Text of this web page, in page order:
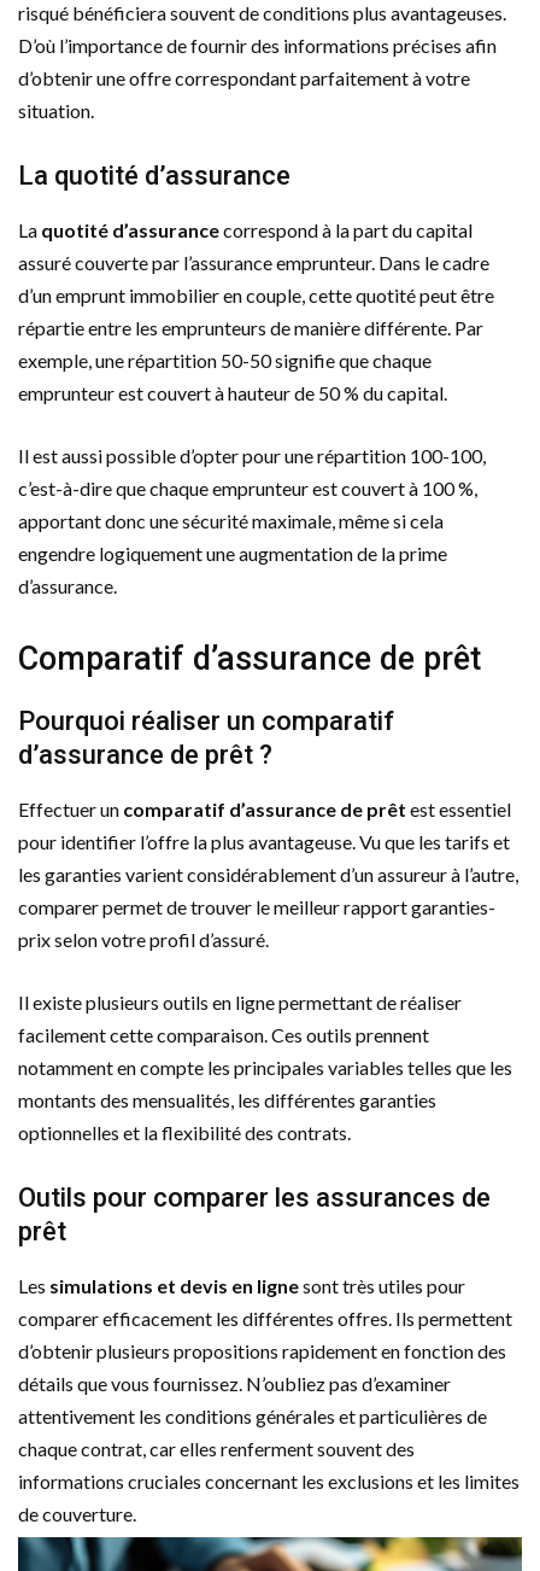
risqué bénéficiera souvent de conditions plus avantageuses.
D’où l’importance de fournir des informations précises afin
d’obtenir une offre correspondant parfaitement à votre
situation.
La quotité d’assurance
La quotité d’assurancecorrespond à la part du capital
assuré couverte par l’assurance emprunteur. Dans le cadre
d’un emprunt immobilier en couple, cette quotité peut être
répartie entre les emprunteurs de manière différente. Par
exemple, une répartition 50-50 signifie que chaque
emprunteur est couvert à hauteur de 50 % du capital.
Il est aussi possible d’opter pour une répartition 100-100,
c’est-à-dire que chaque emprunteur est couvert à 100 %,
apportant donc une sécurité maximale, même si cela
engendre logiquement une augmentation de la prime
d’assurance.
Comparatif d’assurance de prêt
Pourquoi réaliser un comparatif
d’assurance de prêt ?
Effectuer un comparatif d’assurance de prêt est essentiel
pour identifier l’offre la plus avantageuse. Vu que les tarifs et
les garanties varient considérablement d’un assureur à l’autre,
comparer permet de trouver le meilleur rapport garanties-
prix selon votre profil d’assuré.
Il existe plusieurs outils en ligne permettant de réaliser
facilement cette comparaison. Ces outils prennent
notamment en compte les principales variables telles que les
montants des mensualités, les différentes garanties
optionnelles et la flexibilité des contrats.
Outils pour comparer les assurances de
prêt
Les simulations et devis en lignesont très utiles pour
comparer efficacement les différentes offres. Ils permettent
d’obtenir plusieurs propositions rapidement en fonction des
détails que vous fournissez. N’oubliez pas d’examiner
attentivement les conditions générales et particulières de
chaque contrat, car elles renferment souvent des
informations cruciales concernant les exclusions et les limites
de couverture.